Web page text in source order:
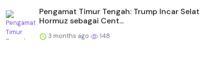
Pengamat Timur Tengah: Trump Incar Selat
Hormuz sebagai Cent...
3 months ago 148